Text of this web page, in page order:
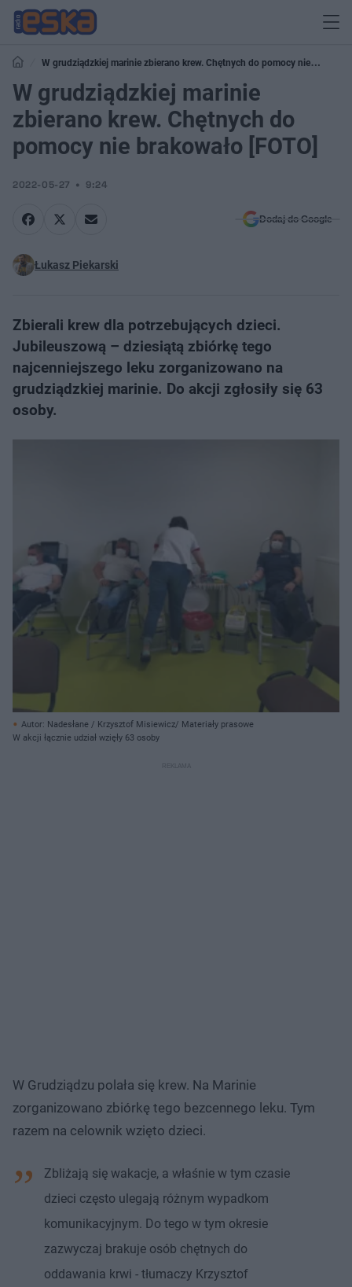
W grudziądzkiej marinie zbierano krew. Chętnych do pomocy nie
brakowało [FOTO]
W grudziądzkiej marinie
zbierano krew. Chętnych do
pomocy nie brakowało [FOTO]
2022-05-27 9:24
Dodaj do Google
Łukasz Piekarski
Zbierali krew dla potrzebujących dzieci.
Jubileuszową – dziesiątą zbiórkę tego
najcenniejszego leku zorganizowano na
grudziądzkiej marinie. Do akcji zgłosiły się 63
osoby.
Autor: Nadesłane / Krzysztof Misiewicz/ Materiały prasowe
W akcji łącznie udział wzięły 63 osoby
W Grudziądzu polała się krew. Na Marinie
zorganizowano zbiórkę tego bezcennego leku. Tym
razem na celownik wzięto dzieci.
Zbliżają się wakacje, a właśnie w tym czasie
dzieci często ulegają różnym wypadkom
komunikacyjnym. Do tego w tym okresie
zazwyczaj brakuje osób chętnych do
oddawania krwi - tłumaczy Krzysztof